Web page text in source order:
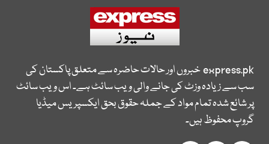
express.pkخبروں اور حالات حاضرہ سے متعلق پاکستان کی
سب سے زیادہ وزٹ کی جانے والی ویب سائٹ ہے۔ اس ویب سائٹ
پر شائع شدہ تمام مواد کے جملہ حقوق بحق ایکسپریس میڈیا
گروپ محفوظ ہیں۔